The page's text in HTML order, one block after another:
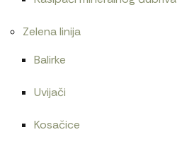
Zelena linija
Balirke
Uvijači
Kosačice